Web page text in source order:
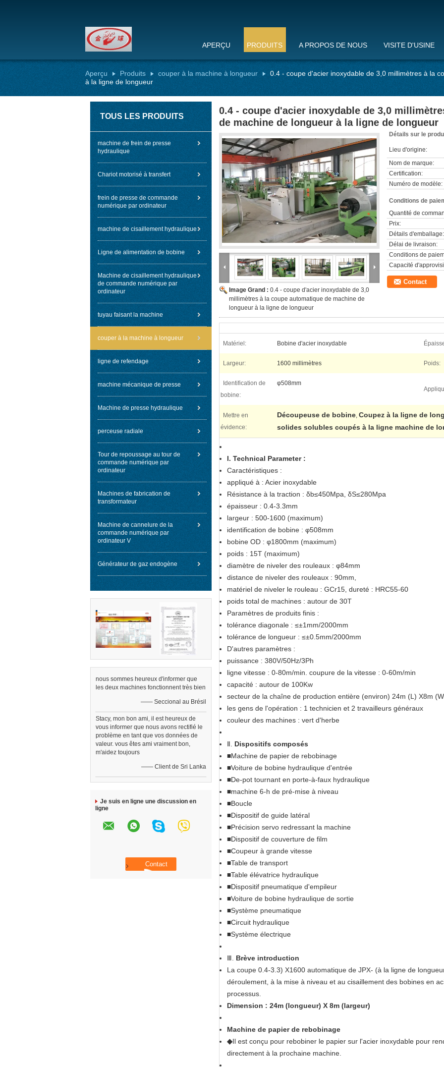
APERÇU PRODUITS A PROPOS DE NOUS VISITE D'USINE
Aperçu Produits couper à la machine à longueur
0.4 - coupe d'acier inoxydable de 3,0 millimètres à la
à la ligne de longueur
TOUS LES PRODUITS
machine de frein de presse
hydraulique
Chariot motorisé à transfert
frein de presse de commande
numérique par ordinateur
machine de cisaillement hydraulique
Ligne de alimentation de bobine
Machine de cisaillement hydraulique
de commande numérique par
ordinateur
tuyau faisant la machine
couper à la machine à longueur
ligne de refendage
machine mécanique de presse
Machine de presse hydraulique
perceuse radiale
Tour de repoussage au tour de
commande numérique par
ordinateur
Machines de fabrication de
transformateur
Machine de cannelure de la
commande numérique par
ordinateur V
Générateur de gaz endogène
nous sommes heureux d'informer que
les deux machines fonctionnent très bien
—— Seccional au Brésil
Stacy, mon bon ami, il est heureux de
vous informer que nous avons rectifié le
problème en tant que vos données de
valeur. vous êtes ami vraiment bon,
m'aidez toujours
—— Client de Sri Lanka
Je suis en ligne une discussion en
ligne
0.4 - coupe d'acier inoxydable de 3,0
de machine de longueur à la ligne de longueur
Image Grand : 0.4 - coupe d'acier inoxydable de 3,0
millimètres à la coupe automatique de machine de
longueur à la ligne de longueur
Détails sur le
Lieu d'origine:
Nom de marque:
Certification:
Numéro de modèle:
Conditions de
Quantité de
Prix:
Détails d'emballage:
Délai de livraison:
Conditions de
Capacité
Contact
Matériel: Bobine d'acier inoxydable
Largeur: 1600 millimètres Poids:
Identification de
bobine:
φ508mm
Mettre en
évidence:
Découpeuse de bobine, Coupez à la ligne de
solides solubles coupés à la ligne machine de
I. Technical Parameter :
Caractéristiques :
appliqué à : Acier inoxydable
Résistance à la traction : δb≤450Mpa, δS≤280Mpa
épaisseur : 0.4-3.3mm
largeur : 500-1600 (maximum)
identification de bobine : φ508mm
bobine OD : φ1800mm (maximum)
poids : 15T (maximum)
diamètre de niveler des rouleaux : φ84mm
distance de niveler des rouleaux : 90mm,
matériel de niveler le rouleau : GCr15, dureté : HRC55-60
poids total de machines : autour de 30T
Paramètres de produits finis :
tolérance diagonale : ≤±1mm/2000mm
tolérance de longueur : ≤±0.5mm/2000mm
D'autres paramètres :
puissance : 380V/50Hz/3Ph
ligne vitesse : 0-80m/min. coupure de la vitesse : 0-60m/min
capacité : autour de 100Kw
secteur de la chaîne de production entière (environ) 24m (L) X8m
les gens de l'opération : 1 technicien et 2 travailleurs généraux
couleur des machines : vert d'herbe
Ⅱ. Dispositifs composés
■Machine de papier de rebobinage
■Voiture de bobine hydraulique d'entrée
■De-pot tournant en porte-à-faux hydraulique
■machine 6-h de pré-mise à niveau
■Boucle
■Dispositif de guide latéral
■Précision servo redressant la machine
■Dispositif de couverture de film
■Coupeur à grande vitesse
■Table de transport
■Table élévatrice hydraulique
■Dispositif pneumatique d'empileur
■Voiture de bobine hydraulique de sortie
■Système pneumatique
■Circuit hydraulique
■Système électrique
Ⅲ. Brève introduction
La coupe 0.4-3.3) X1600 automatique de JPX- (à la ligne de
déroulement, à la mise à niveau et au cisaillement des bobines en
processus.
Dimension : 24m (longueur) X 8m (largeur)
Machine de papier de rebobinage
◆Il est conçu pour rebobiner le papier sur l'acier inoxydable pour
directement à la prochaine machine.